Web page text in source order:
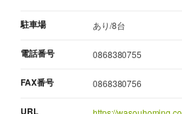
駐車場 あり/8台
電話番号 0868380755
FAX番号 0868380756
URL